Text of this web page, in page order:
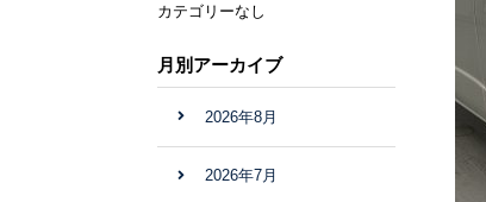
カテゴリーなし
月別アーカイブ
2026年8月
2026年7月